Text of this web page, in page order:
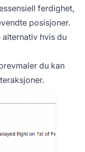
ferdighet,
posisjoner.
hvis du
du kan